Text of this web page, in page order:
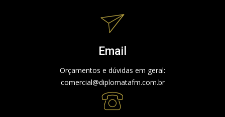
Email
Orçamentos e dúvidas em geral:
comercial@diplomatafm.com.br